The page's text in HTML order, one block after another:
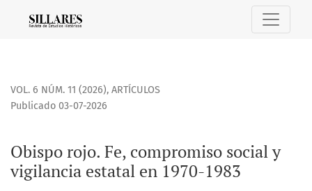
Obispo rojo. Fe, compromiso social y vigilancia estatal en
VOL. 6 NÚM. 11 (2026), ARTÍCULOS
Obispo rojo. Fe, compromiso social y
vigilancia estatal en 1970-1983
Publicado 03-07-2026